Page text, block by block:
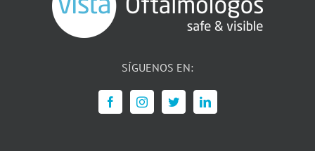
SÍGUENOS EN: